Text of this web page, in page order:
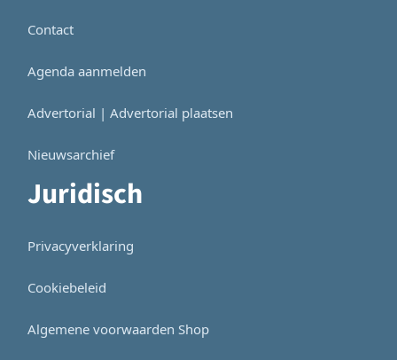
Contact
Agenda aanmelden
Advertorial | Advertorial plaatsen
Nieuwsarchief
Juridisch
Privacyverklaring
Cookiebeleid
Algemene voorwaarden Shop